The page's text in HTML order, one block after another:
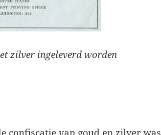
zilver ingeleverd worden